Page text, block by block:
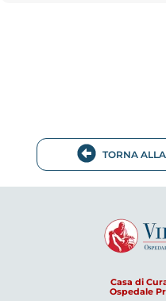
TORNA
Casa di
Ospedale